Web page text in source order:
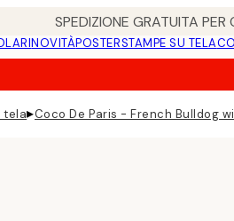
SPEDIZIONE GRATUITA
NOVITÀPOSTERSTAMPE SU TELA
tela▸Coco De Paris - French Bulldog